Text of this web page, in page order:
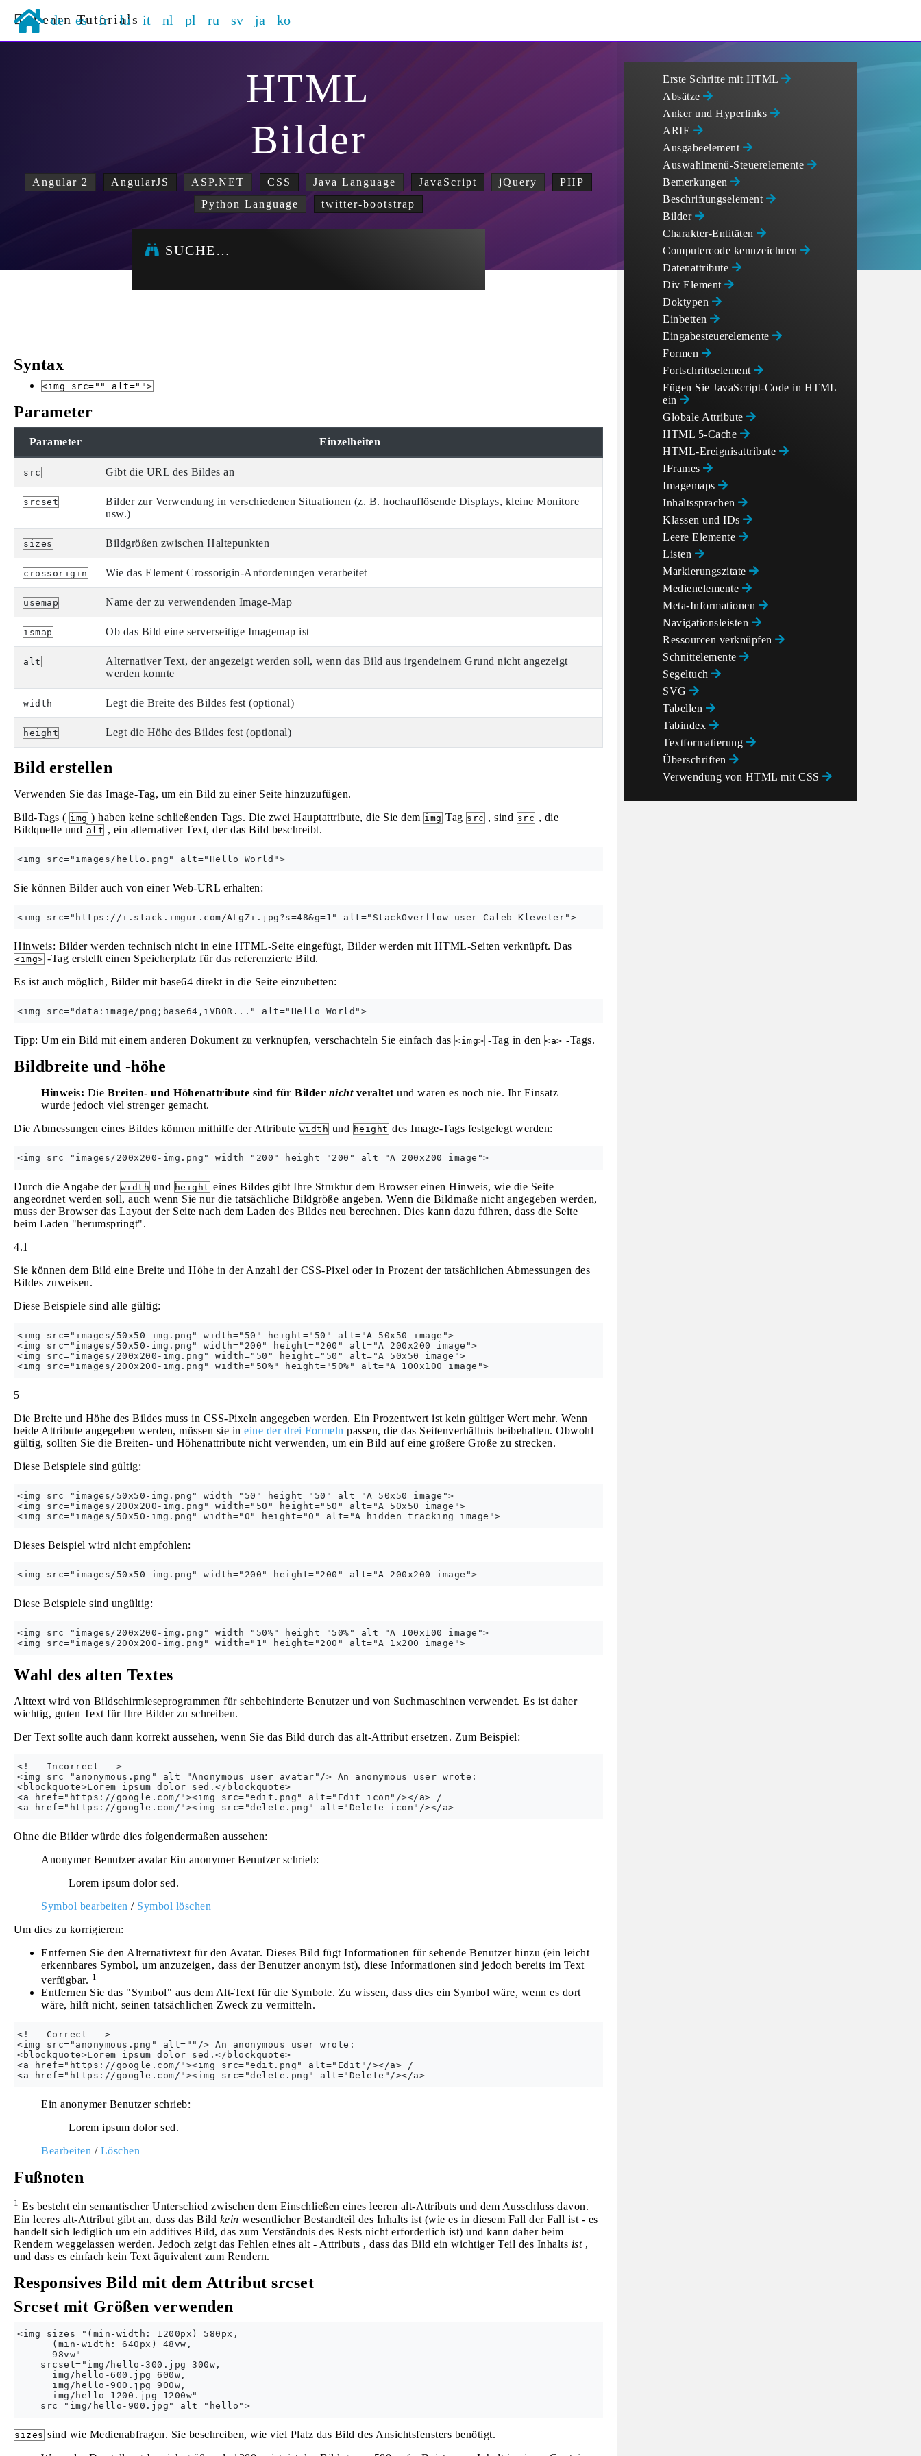
Learn Tutorials
de es fr hi it nl pl ru sv ja ko
HTML
Bilder
Angular 2 AngularJS ASP.NET CSS Java Language JavaScript jQuery
PHP
Python Language
twitter-bootstrap
SUCHE…
Syntax
<img src="" alt="">
Parameter
Parameter Einzelheiten
src Gibt die URL des Bildes an
srcset
Bilder zur Verwendung in verschiedenen Situationen (z. B. hochauflösende Displays, kleine Monitore
usw.)
sizes Bildgrößen zwischen Haltepunkten
crossorigin Wie das Element Crossorigin-Anforderungen verarbeitet
usemap Name der zu verwendenden Image-Map
ismap Ob das Bild eine serverseitige Imagemap ist
alt
Alternativer Text, der angezeigt werden soll, wenn das Bild aus irgendeinem Grund nicht angezeigt
werden konnte
width Legt die Breite des Bildes fest (optional)
height Legt die Höhe des Bildes fest (optional)
Bild erstellen
Verwenden Sie das Image-Tag, um ein Bild zu einer Seite hinzuzufügen.
Bild-Tags ( img ) haben keine schließenden Tags. Die zwei Hauptattribute, die Sie dem img Tag src , sind src , die
Bildquelle und alt , ein alternativer Text, der das Bild beschreibt.
Sie können Bilder auch von einer Web-URL erhalten:
Hinweis: Bilder werden technisch nicht in eine HTML-Seite eingefügt, Bilder werden mit HTML-Seiten verknüpft. Das
<img> -Tag erstellt einen Speicherplatz für das referenzierte Bild.
Es ist auch möglich, Bilder mit base64 direkt in die Seite einzubetten:
Tipp: Um ein Bild mit einem anderen Dokument zu verknüpfen, verschachteln Sie einfach das <img> -Tag in den <a> -Tags.
Bildbreite und -höhe
Hinweis: Die Breiten- und Höhenattribute sind für Bilder nichtveraltet und waren es noch nie. Ihr Einsatz
wurde jedoch viel strenger gemacht.
Die Abmessungen eines Bildes können mithilfe der Attribute width und height des Image-Tags festgelegt werden:
Durch die Angabe der width und height eines Bildes gibt Ihre Struktur dem Browser einen Hinweis, wie die Seite
angeordnet werden soll, auch wenn Sie nur die tatsächliche Bildgröße angeben. Wenn die Bildmaße nicht angegeben werden,
muss der Browser das Layout der Seite nach dem Laden des Bildes neu berechnen. Dies kann dazu führen, dass die Seite
beim Laden "herumspringt".
4.1
Sie können dem Bild eine Breite und Höhe in der Anzahl der CSS-Pixel oder in Prozent der tatsächlichen Abmessungen des
Bildes zuweisen.
Diese Beispiele sind alle gültig:
<img src="images/50x50-img.png" width="50" height="50" alt="A 50x50 image">
<img src="images/50x50-img.png" width="200" height="200" alt="A 200x200 image">
<img src="images/200x200-img.png" width="50" height="50" alt="A 50x50 image">
5
Die Breite und Höhe des Bildes muss in CSS-Pixeln angegeben werden. Ein Prozentwert ist kein gültiger Wert mehr. Wenn
beide Attribute angegeben werden, müssen sie in eine der drei Formeln passen, die das Seitenverhältnis beibehalten. Obwohl
gültig, sollten Sie die Breiten- und Höhenattribute nicht verwenden, um ein Bild auf eine größere Größe zu strecken.
Diese Beispiele sind gültig:
<img src="images/50x50-img.png" width="50" height="50" alt="A 50x50 image">
<img src="images/200x200-img.png" width="50" height="50" alt="A 50x50 image">
Dieses Beispiel wird nicht empfohlen:
Diese Beispiele sind ungültig:
<img src="images/200x200-img.png" width="50%" height="50%" alt="A 100x100 image">
Wahl des alten Textes
Alttext wird von Bildschirmleseprogrammen für sehbehinderte Benutzer und von Suchmaschinen verwendet. Es ist daher
wichtig, guten Text für Ihre Bilder zu schreiben.
Der Text sollte auch dann korrekt aussehen, wenn Sie das Bild durch das alt-Attribut ersetzen. Zum Beispiel:
<!-- Incorrect -->
<img src="anonymous.png" alt="Anonymous user avatar"/> An anonymous user wrote:
<blockquote>Lorem ipsum dolor sed.</blockquote>
<a href="https://google.com/"><img src="edit.png" alt="Edit icon"/></a> /
Ohne die Bilder würde dies folgendermaßen aussehen:
Anonymer Benutzer avatar Ein anonymer Benutzer schrieb:
Lorem ipsum dolor sed.
Symbol bearbeiten / Symbol löschen
Um dies zu korrigieren:
Entfernen Sie den Alternativtext für den Avatar. Dieses Bild fügt Informationen für sehende Benutzer hinzu (ein leicht
erkennbares Symbol, um anzuzeigen, dass der Benutzer anonym ist), diese Informationen sind jedoch bereits im Text
verfügbar. 1
Entfernen Sie das "Symbol" aus dem Alt-Text für die Symbole. Zu wissen, dass dies ein Symbol wäre, wenn es dort
wäre, hilft nicht, seinen tatsächlichen Zweck zu vermitteln.
<!-- Correct -->
<img src="anonymous.png" alt=""/> An anonymous user wrote:
<blockquote>Lorem ipsum dolor sed.</blockquote>
<a href="https://google.com/"><img src="edit.png" alt="Edit"/></a> /
Ein anonymer Benutzer schrieb:
Lorem ipsum dolor sed.
Bearbeiten / Löschen
Fußnoten
1 Es besteht ein semantischer Unterschied zwischen dem Einschließen eines leeren alt-Attributs und dem Ausschluss davon.
Ein leeres alt-Attribut gibt an, dass das Bild kein wesentlicher Bestandteil des Inhalts ist (wie es in diesem Fall der Fall ist - es
handelt sich lediglich um ein additives Bild, das zum Verständnis des Rests nicht erforderlich ist) und kann daher beim
Rendern weggelassen werden. Jedoch zeigt das Fehlen eines alt - Attributs , dass das Bild ein wichtiger Teil des Inhalts ist,
und dass es einfach kein Text äquivalent zum Rendern.
Responsives Bild mit dem Attribut srcset
Srcset mit Größen verwenden
<img sizes="(min-width: 1200px) 580px,
      (min-width: 640px) 48vw,
      98vw"
    srcset="img/hello-300.jpg 300w,
      img/hello-600.jpg 600w,
      img/hello-900.jpg 900w,
      img/hello-1200.jpg 1200w"
sizes sind wie Medienabfragen. Sie beschreiben, wie viel Platz das Bild des Ansichtsfensters benötigt.
Erste Schritte mit HTML
Absätze
Anker und Hyperlinks
ARIE
Ausgabeelement
Auswahlmenü-Steuerelemente
Bemerkungen
Beschriftungselement
Bilder
Charakter-Entitäten
Computercode kennzeichnen
Datenattribute
Div Element
Doktypen
Einbetten
Eingabesteuerelemente
Formen
Fortschrittselement
Fügen Sie JavaScript-Code in HTML
ein
Globale Attribute
HTML 5-Cache
HTML-Ereignisattribute
IFrames
Imagemaps
Inhaltssprachen
Klassen und IDs
Leere Elemente
Listen
Markierungszitate
Medienelemente
Meta-Informationen
Navigationsleisten
Ressourcen verknüpfen
Schnittelemente
Segeltuch
SVG
Tabellen
Tabindex
Textformatierung
Überschriften
Verwendung von HTML mit CSS